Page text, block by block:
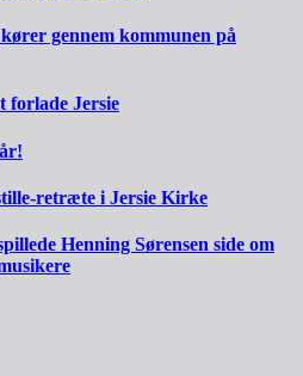
gennem kommunen på
forlade Jersie
retræte i Jersie Kirke
Henning Sørensen side om